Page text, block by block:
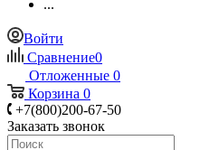
...
Войти
Сравнение0
Отложенные 0
Корзина 0
+7(800)200-67-50
Заказать звонок